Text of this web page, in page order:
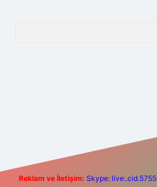
Reklam ve İletişim: Skype: